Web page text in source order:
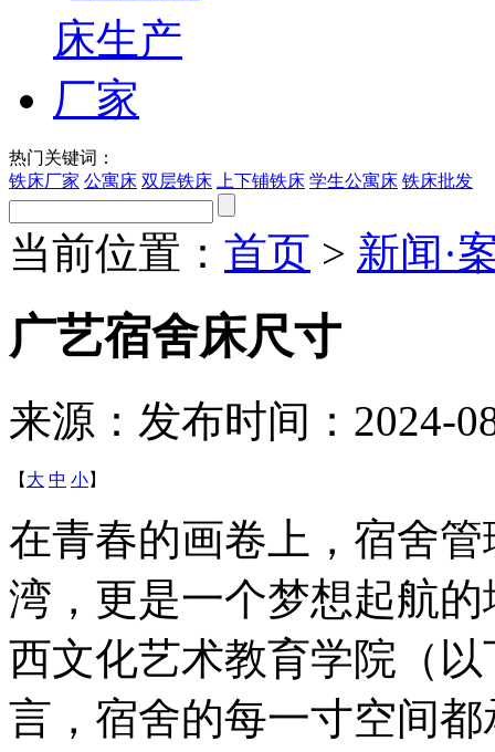
热门关键词：
铁床厂家 公寓床 双层铁床 上下铺铁床 学生公寓床 铁床批发
当前位置： 首页 > 新闻·
广艺宿舍床尺寸
来源： 发布时间：2024-
【 大 中 小】
在青春的画卷上，宿舍
湾，更是一个梦想起航
西文化艺术教育学院（
言，宿舍的每一寸空间